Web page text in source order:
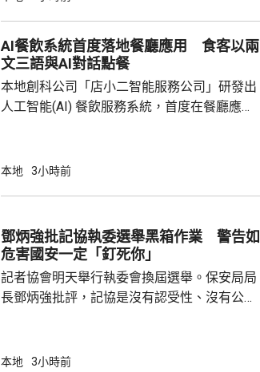
AI餐飲系統首度落地餐廳應用 食客以兩
文三語與AI對話點餐
本地創科公司「店小二智能服務公司」研發出
人工智能(AI) 餐飲服務系統，首度在餐廳應
話或英文對話，食客根據AI指示點餐，亦可讓
地旅客體驗後表示，以往點餐前會在網上搜尋
招牌菜式，較為耗時，而AI能因應需求快速推
薦適合的菜式；又指自己不...
本地 3小時前
鄧炳強批記協執委選舉黑箱作業 警告如
危害國安一定「釘死你」
記者協會明天舉行執委會換屆選舉。保安局局
長鄧炳強批評，記協是沒有認受性、沒有公信
有，難以稱得上做香港記者協會；又指記協沒
本地 3小時前